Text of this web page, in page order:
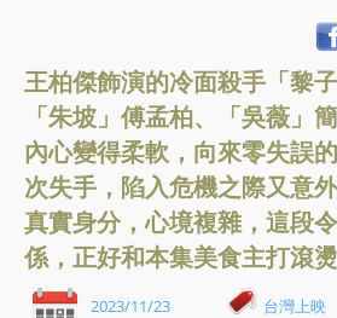
王柏傑飾演的冷面殺手「黎
「朱坡」傅孟柏、「吳薇」
內心變得柔軟，向來零失誤
次失手，陷入危機之際又意
真實身分，心境複雜，這段
係，正好和本集美食主打滾
2023/11/23 台灣上映